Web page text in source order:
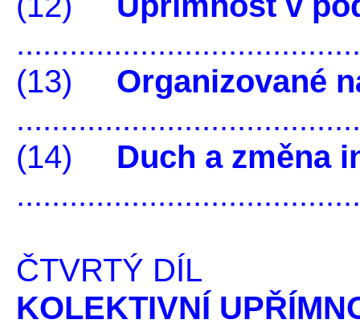
(13) Organizované
(14) Duch a změna
ČTVRTÝ DÍL
KOLEKTIVNÍ